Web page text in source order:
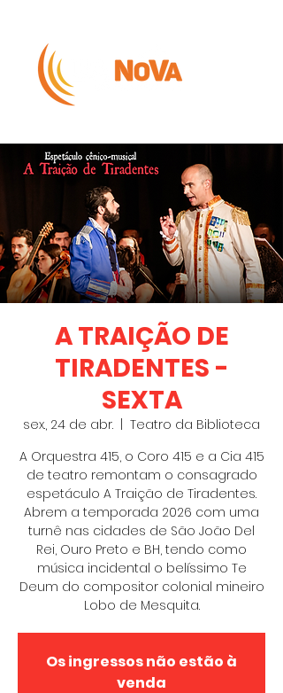
A TRAIÇÃO DE
TIRADENTES -
SEXTA
sex., 24 de abr.
Teatro da Biblioteca
A Orquestra 415, o Coro 415 e a Cia 415
de teatro remontam o consagrado
espetáculo A Traição de Tiradentes.
Abrem a temporada 2026 com uma
turnê nas cidades de São João Del
Rei, Ouro Preto e BH, tendo como
música incidental o belíssimo Te
Deum do compositor colonial mineiro
Lobo de Mesquita.
Os ingressos não estão à
venda